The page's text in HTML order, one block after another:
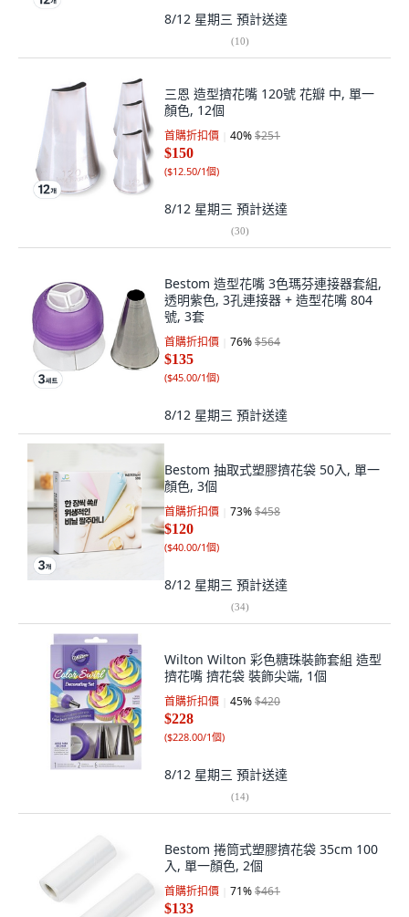
8/12 星期三 預計送達
(10)
三恩 造型擠花嘴 120號 花瓣 中, 單一
顏色, 12個
首購折扣價 40%$251
$150
($12.50/1個)
8/12 星期三 預計送達
(30)
Bestom 造型花嘴 3色瑪芬連接器套組,
透明紫色, 3孔連接器 + 造型花嘴 804
號, 3套
首購折扣價 76%$564
$135
($45.00/1個)
8/12 星期三 預計送達
Bestom 抽取式塑膠擠花袋 50入, 單一
顏色, 3個
首購折扣價 73%$458
$120
($40.00/1個)
8/12 星期三 預計送達
(34)
Wilton Wilton 彩色糖珠裝飾套組 造型
擠花嘴 擠花袋 裝飾尖端, 1個
首購折扣價 45%$420
$228
($228.00/1個)
8/12 星期三 預計送達
(14)
Bestom 捲筒式塑膠擠花袋 35cm 100
入, 單一顏色, 2個
首購折扣價 71%$461
$133